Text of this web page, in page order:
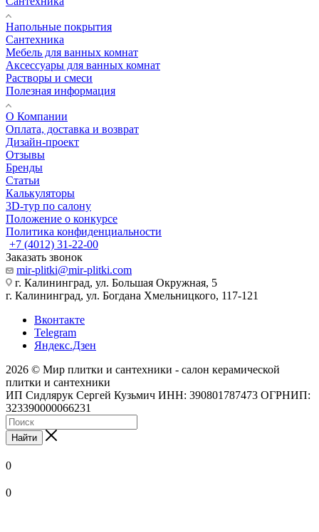
Напольные покрытия
Сантехника
Мебель для ванных комнат
Аксессуары для ванных комнат
Растворы и смеси
Полезная информация
О Компании
Оплата, доставка и возврат
Дизайн-проект
Отзывы
Бренды
Статьи
Калькуляторы
3D-тур по салону
Положение о конкурсе
Политика конфиденциальности
+7 (4012) 31-22-00
Заказать звонок
mir-plitki@mir-plitki.com
г. Калининград, ул. Большая Окружная, 5
г. Калининград, ул. Богдана Хмельницкого, 117-121
Вконтакте
Telegram
Яндекс.Дзен
2026 © Мир плитки и сантехники - салон керамической
плитки и сантехники
ИП Сидлярук Сергей Кузьмич ИНН: 390801787473 ОГРНИП:
323390000066231
Найти
0
0